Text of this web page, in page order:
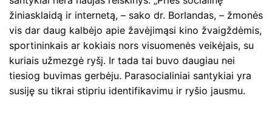
žiniasklaidą ir internetą, – sako dr. Borlandas, – žmonės
vis dar daug kalbėjo apie žavėjimąsi kino žvaigždėmis,
sportininkais ar kokiais nors visuomenės veikėjais, su
kuriais užmezgė ryšį. Ir tada tai buvo daugiau nei
tiesiog buvimas gerbėju. Parasocialiniai santykiai yra
susiję su tikrai stipriu identifikavimu ir ryšio jausmu.